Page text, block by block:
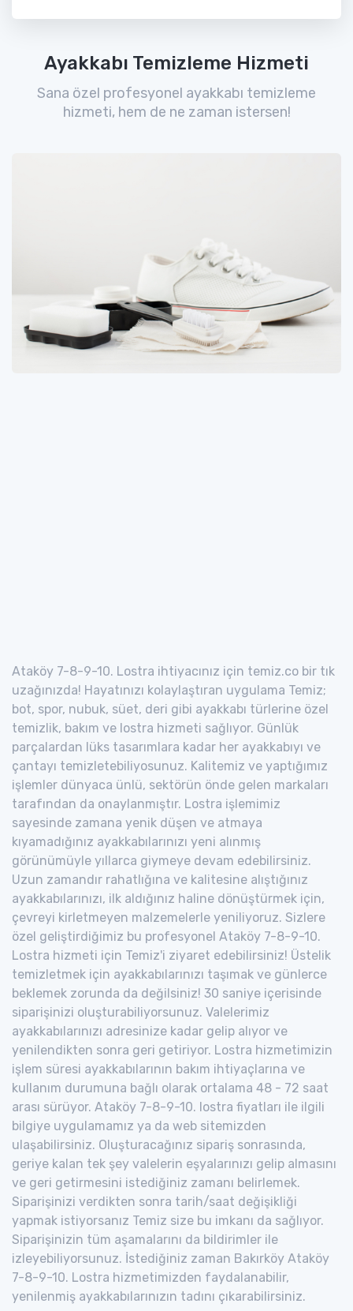
Ayakkabı Temizleme Hizmeti
Sana özel profesyonel ayakkabı temizleme
hizmeti, hem de ne zaman istersen!
Ataköy 7-8-9-10. Lostra ihtiyacınız için temiz.co bir tık
uzağınızda! Hayatınızı kolaylaştıran uygulama Temiz;
bot, spor, nubuk, süet, deri gibi ayakkabı türlerine özel
temizlik, bakım ve lostra hizmeti sağlıyor. Günlük
parçalardan lüks tasarımlara kadar her ayakkabıyı ve
çantayı temizletebiliyosunuz. Kalitemiz ve yaptığımız
işlemler dünyaca ünlü, sektörün önde gelen markaları
tarafından da onaylanmıştır. Lostra işlemimiz
sayesinde zamana yenik düşen ve atmaya
kıyamadığınız ayakkabılarınızı yeni alınmış
görünümüyle yıllarca giymeye devam edebilirsiniz.
Uzun zamandır rahatlığına ve kalitesine alıştığınız
ayakkabılarınızı, ilk aldığınız haline dönüştürmek için,
çevreyi kirletmeyen malzemelerle yeniliyoruz. Sizlere
özel geliştirdiğimiz bu profesyonel Ataköy 7-8-9-10.
Lostra hizmeti için Temiz'i ziyaret edebilirsiniz! Üstelik
temizletmek için ayakkabılarınızı taşımak ve günlerce
beklemek zorunda da değilsiniz! 30 saniye içerisinde
siparişinizi oluşturabiliyorsunuz. Valelerimiz
ayakkabılarınızı adresinize kadar gelip alıyor ve
yenilendikten sonra geri getiriyor. Lostra hizmetimizin
işlem süresi ayakkabılarının bakım ihtiyaçlarına ve
kullanım durumuna bağlı olarak ortalama 48 - 72 saat
arası sürüyor. Ataköy 7-8-9-10. lostra fiyatları ile ilgili
bilgiye uygulamamız ya da web sitemizden
ulaşabilirsiniz. Oluşturacağınız sipariş sonrasında,
geriye kalan tek şey valelerin eşyalarınızı gelip almasını
ve geri getirmesini istediğiniz zamanı belirlemek.
Siparişinizi verdikten sonra tarih/saat değişikliği
yapmak istiyorsanız Temiz size bu imkanı da sağlıyor.
Siparişinizin tüm aşamalarını da bildirimler ile
izleyebiliyorsunuz. İstediğiniz zaman Bakırköy Ataköy
7-8-9-10. Lostra hizmetimizden faydalanabilir,
yenilenmiş ayakkabılarınızın tadını çıkarabilirsiniz.